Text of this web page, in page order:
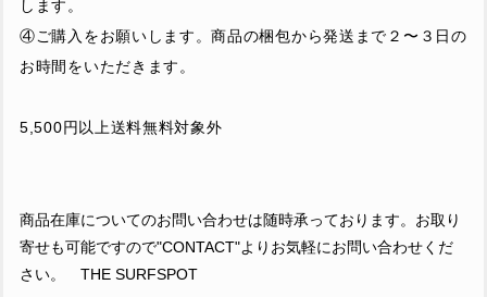
します。
④ご購入をお願いします。商品の梱包から発送まで２〜３日の
お時間をいただきます。
5,500円以上送料無料対象外
商品在庫についてのお問い合わせは随時承っております。お取り
寄せも可能ですので"CONTACT"よりお気軽にお問い合わせくだ
さい。 THE SURFSPOT